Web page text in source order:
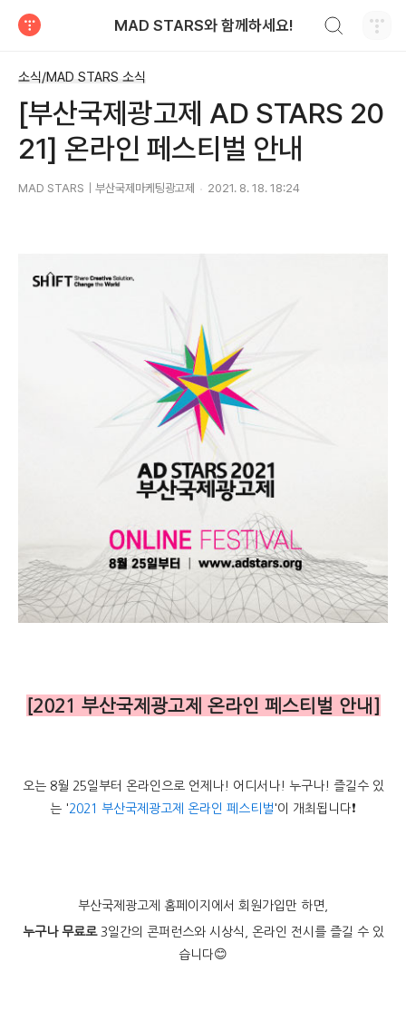
MAD STARS와 함께하세요!
소식/MAD STARS 소식
[부산국제광고제 AD STARS 20
21] 온라인 페스티벌 안내
MAD STARS｜부산국제마케팅광고제 2021. 8. 18. 18:24
[2021 부산국제광고제 온라인 페스티벌 안내]
오는 8월 25일부터 온라인으로 언제나! 어디서나! 누구나! 즐길수 있
는 '2021 부산국제광고제 온라인 페스티벌 '이 개최됩니다❗
부산국제광고제 홈페이지에서 회원가입만 하면,
누구나 무료로3일간의 콘퍼런스와 시상식, 온라인 전시를 즐길 수 있
습니다😊